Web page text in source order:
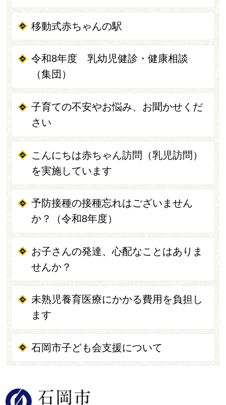
移動式赤ちゃんの駅
令和8年度 乳幼児健診・健康相談
（集団）
子育ての不安やお悩み、お聞かせくだ
さい
こんにちは赤ちゃん訪問（乳児訪問）
を実施しています
予防接種の接種忘れはございません
か？（令和8年度）
お子さんの発達、心配なことはありま
せんか？
未熟児養育医療にかかる費用を負担し
ます
石岡市子ども会支援について